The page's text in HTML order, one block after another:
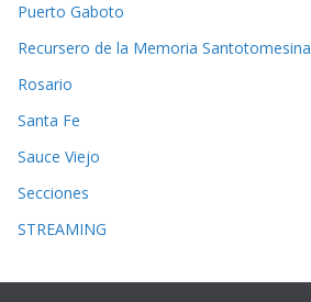
Puerto Gaboto
Recursero de la Memoria Santotomesina
Rosario
Santa Fe
Sauce Viejo
Secciones
STREAMING